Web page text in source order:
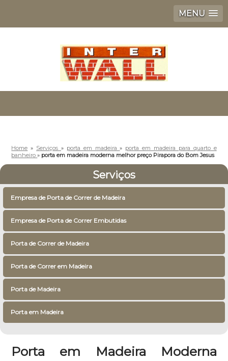
MENU
Home » Serviços» porta em madeira» porta em madeira para quarto e
banheiro» porta em madeira moderna melhor preço Pirapora do Bom Jesus
Serviços
Empresa de Porta de Correr de Madeira
Empresa de Porta de Correr Embutidas
Porta de Correr de Madeira
Porta de Correr em Madeira
Porta de Madeira
Porta em Madeira
Porta em Madeira Moderna